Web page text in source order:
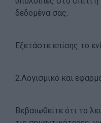
δεδομένα σας.
Εξετάστε επίσης το
2.Λογισμικό και
Βεβαιωθείτε ότι το